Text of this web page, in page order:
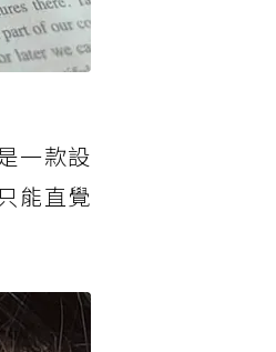
一款設
能直覺